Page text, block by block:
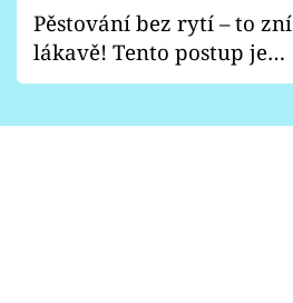
Pěstování bez rytí – to zní
lákavě! Tento postup je
vhodný jen pro některé